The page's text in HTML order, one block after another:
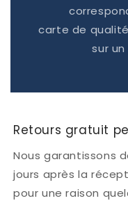
carte de
sur
Retours gratuit
Nous garantissons
jours après la
pour une raison